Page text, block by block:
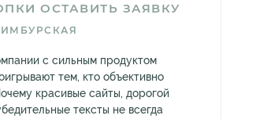
ОСТАВИТЬ ЗАЯВКУ
с сильным продуктом
тем, кто объективно
красивые сайты, дорогой
тексты не всегда